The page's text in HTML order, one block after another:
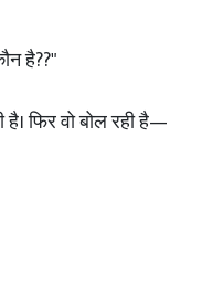
है??"
फिर वो बोल रही है—